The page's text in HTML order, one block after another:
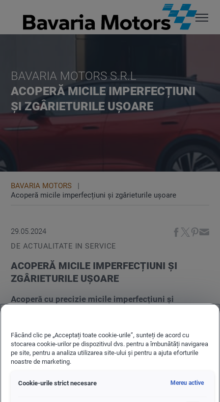
BAVARIA MOTORS S.R.L
ACOPERĂ MICILE IMPERFECȚIUNI
ȘI ZGÂRIETURILE UȘOARE
BAVARIA MOTORS
Acoperă micile imperfecțiuni și zgârieturile ușoare
29.05.2024
DE ACTUALITATE IN SERVICE
ACOPERĂ MICILE IMPERFECȚIUNI ȘI
ZGÂRIETURILE UȘOARE
Acoperă cu precizie micile imperfecțiuni și
#Volkswagen și păsește cu încredere în sezonul
cald!
Făcând clic pe „Acceptați toate cookie-urile”, sunteți de acord cu
stocarea cookie-urilor pe dispozitivul dvs. pentru a îmbunătăți navigarea
pe site, pentru a analiza utilizarea site-ului și pentru a ajuta eforturile
noastre de marketing.
Cookie-urile strict necesare Mereu active